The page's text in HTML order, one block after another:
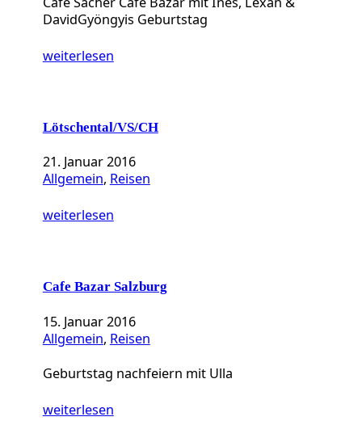
DavidGyöngyis Geburtstag
weiterlesen
Lötschental/VS/CH
21. Januar 2016
Allgemein, Reisen
weiterlesen
Cafe Bazar Salzburg
15. Januar 2016
Allgemein, Reisen
Geburtstag nachfeiern mit Ulla
weiterlesen